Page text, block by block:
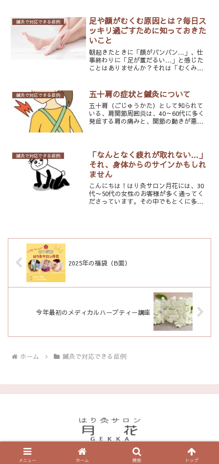
ことが多く、放っておくと肩こりや腰
痛、免疫力の低下など、さま...
鍼灸で対応できる症例
足や顔がむくむ原因とは？毎日ス
ッキリ過ごすために知っておきた
いこと
朝起きたときに「顔がパンパン…」、仕
事終わりに「足が重だるい…」と感じた
ことはありませんか？それは「むくみ」
まざまな原因が関係しています。今回
は、足や顔のむくみの原因に...
鍼灸で対応できる症例 五十肩の症状と鍼灸について
五十肩（ごじゅうかた）として知られて
いる、肩関節周囲炎は、40～60代に多く
発症する肩の痛みと、関節の動きが悪く
特に痛む夜間痛（就...
鍼灸で対応できる症例
「なんとなく疲れが取れない…」
それ、身体からのサインかもしれ
ません
こんにちは！はり灸サロン月花には、30
代〜50代の女性のお客様が多く通ってく
ださっています。その中でもとくに多い
2025年の福袋（B面）
今年最初のメディカルハーブティー講座
ホーム 鍼灸で対応できる症例
© 2019 はり灸サロン月花のブログ.
メニュー ホーム 検索 トップ